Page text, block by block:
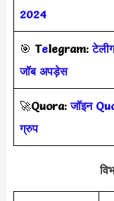
2024
🎯 Telegram:
जॉब अपड़ेस
🚀Quora:जॉइन
ग्रुप